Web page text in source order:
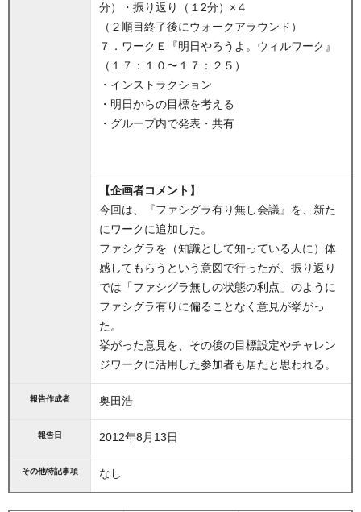
分）・振り返り（１2分）×４
（２順目終了後にウォークアラウンド）
７．ワークＥ『明日やろうよ。ウィルワーク』
（１７：１０〜１７：２５）
・インストラクション
・明日からの目標を考える
・グループ内で発表・共有
【企画者コメント】
今回は、『ファシグラ有り無し会議』を、新た
にワークに追加した。
ファシグラを（知識として知っている人に）体
感してもらうという意図で行ったが、振り返り
では「ファシグラ無しの状態の利点」のように
ファシグラ有りに偏ることなく意見が挙がっ
た。
挙がった意見を、その後の目標設定やチャレン
ジワークに活用した参加者も居たと思われる。
報告作成者 奥田浩
報告日 2012年8月13日
その他特記事項 なし